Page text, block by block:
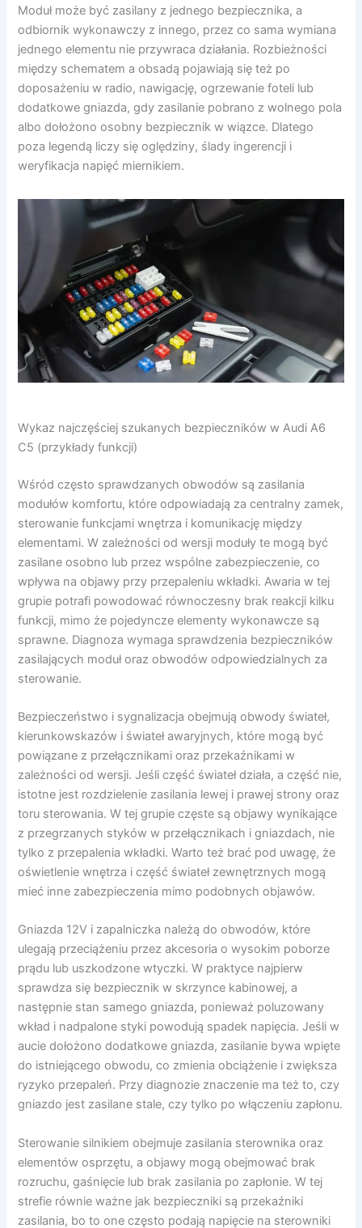
Moduł może być zasilany z jednego bezpiecznika, a
odbiornik wykonawczy z innego, przez co sama wymiana
jednego elementu nie przywraca działania. Rozbieżności
między schematem a obsadą pojawiają się też po
doposażeniu w radio, nawigację, ogrzewanie foteli lub
dodatkowe gniazda, gdy zasilanie pobrano z wolnego pola
albo dołożono osobny bezpiecznik w wiązce. Dlatego
poza legendą liczy się oględziny, ślady ingerencji i
weryfikacja napięć miernikiem.
Wykaz najczęściej szukanych bezpieczników w Audi A6
C5 (przykłady funkcji)
Wśród często sprawdzanych obwodów są zasilania
modułów komfortu, które odpowiadają za centralny zamek,
sterowanie funkcjami wnętrza i komunikację między
elementami. W zależności od wersji moduły te mogą być
zasilane osobno lub przez wspólne zabezpieczenie, co
wpływa na objawy przy przepaleniu wkładki. Awaria w tej
grupie potrafi powodować równoczesny brak reakcji kilku
funkcji, mimo że pojedyncze elementy wykonawcze są
sprawne. Diagnoza wymaga sprawdzenia bezpieczników
zasilających moduł oraz obwodów odpowiedzialnych za
sterowanie.
Bezpieczeństwo i sygnalizacja obejmują obwody świateł,
kierunkowskazów i świateł awaryjnych, które mogą być
powiązane z przełącznikami oraz przekaźnikami w
zależności od wersji. Jeśli część świateł działa, a część nie,
istotne jest rozdzielenie zasilania lewej i prawej strony oraz
toru sterowania. W tej grupie częste są objawy wynikające
z przegrzanych styków w przełącznikach i gniazdach, nie
tylko z przepalenia wkładki. Warto też brać pod uwagę, że
oświetlenie wnętrza i część świateł zewnętrznych mogą
mieć inne zabezpieczenia mimo podobnych objawów.
Gniazda 12V i zapalniczka należą do obwodów, które
ulegają przeciążeniu przez akcesoria o wysokim poborze
prądu lub uszkodzone wtyczki. W praktyce najpierw
sprawdza się bezpiecznik w skrzynce kabinowej, a
następnie stan samego gniazda, ponieważ poluzowany
wkład i nadpalone styki powodują spadek napięcia. Jeśli w
aucie dołożono dodatkowe gniazda, zasilanie bywa wpięte
do istniejącego obwodu, co zmienia obciążenie i zwiększa
ryzyko przepaleń. Przy diagnozie znaczenie ma też to, czy
gniazdo jest zasilane stale, czy tylko po włączeniu zapłonu.
Sterowanie silnikiem obejmuje zasilania sterownika oraz
elementów osprzętu, a objawy mogą obejmować brak
rozruchu, gaśnięcie lub brak zasilania po zapłonie. W tej
strefie równie ważne jak bezpieczniki są przekaźniki
zasilania, bo to one często podają napięcie na sterowniki